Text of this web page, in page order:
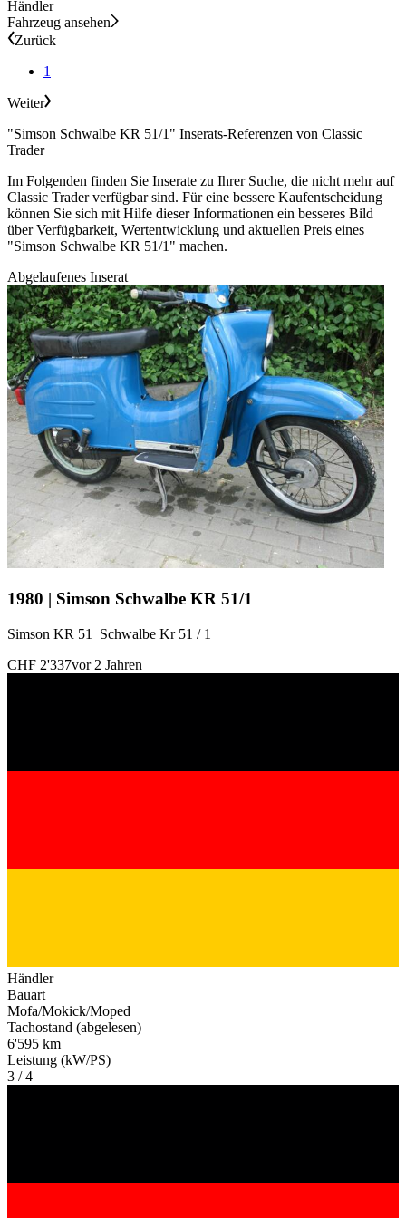
Händler
Fahrzeug ansehen
Zurück
1
Weiter
"Simson Schwalbe KR 51/1" Inserats-Referenzen von Classic
Trader
Im Folgenden finden Sie Inserate zu Ihrer Suche, die nicht mehr auf
Classic Trader verfügbar sind. Für eine bessere Kaufentscheidung
können Sie sich mit Hilfe dieser Informationen ein besseres Bild
über Verfügbarkeit, Wertentwicklung und aktuellen Preis eines
"Simson Schwalbe KR 51/1" machen.
Abgelaufenes Inserat
1980 | Simson Schwalbe KR 51/1
Simson KR 51 Schwalbe Kr 51 / 1
CHF 2'337vor 2 Jahren
Händler
Bauart
Mofa/Mokick/Moped
Tachostand (abgelesen)
6'595 km
Leistung (kW/PS)
3 / 4